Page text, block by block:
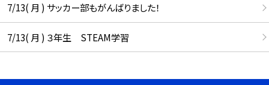
7/13( 月 ) サッカー部もがんばりました！
7/13( 月 ) ３年生 STEAM学習